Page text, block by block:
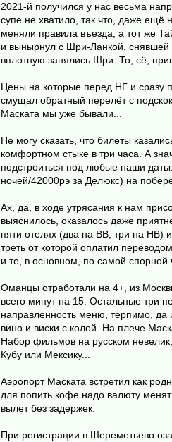
2021-й получился у нас весьма
супе не хватило, так что, даже ещё
меняли правила въезда, а тот же
и вынырнул с Шри-Ланкой, снявшей
вплотную занялись Шри. То, сё,
Цены на которые перед НГ и сразу
смущал обратный перелёт с
Маската мы уже бывали...
Не могу сказать, что билеты
комфортном стыке в три часа. А
подстроиться под любые наши
ночей/42000рэ за Делюкс) на
Ах, да, в ходе утрясания к нам
выяснилось, оказалось даже
пяти отелях (два на ВВ, три на НВ)
треть от которой оплатил
и те, в основном, по самой спорной
Оманцы отработали на 4+, из
всего минут на 15. Остальные три
направленность меню, терпимо,
вино и виски с колой. На плече
Набор фильмов на русском
Кубу или Мексику...
Аэропорт Маската встретил как
для попить кофе надо валюту
вылет без задержек.
При регистрации в Шереметьево